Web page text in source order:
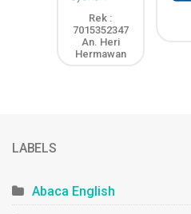
Rek :
7015352347
An. Heri
Hermawan
LABELS
Abaca English